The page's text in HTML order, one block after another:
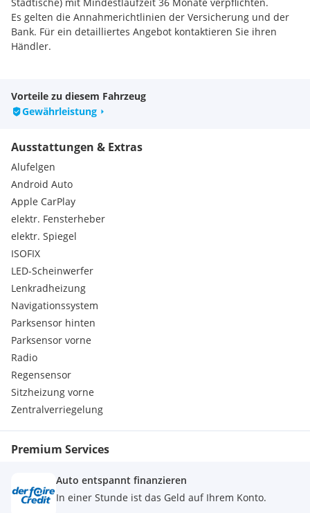
Es gelten die Annahmerichtlinien der Versicherung und der
Bank. Für ein detailliertes Angebot kontaktieren Sie ihren
Händler.
Vielen Dank für Ihr Interesse an unserem Fahrzeug.
Anfrage und lädt Sie gerne zu einem persönlichen
Beratungsgespräch und einer Probefahrt ein.
Fahrzeugstandort kann variieren, bitte vor Besuch um
Kontaktaufnahme.
Unsere inserierten Fahrzeuge sind lagernd und prompt
verfügbar!
Natürlich ist der Eintausch Ihres Gebrauchtfahrzeugs
möglich.
Auf Wunsch erstellen wir für Sie sehr gerne individuelle
Finanzierungs- und Versicherungsangebote.
Oberösterreich, Wien, Salzburg und Niederösterreich.
Auch ein Ankauf Ihres Fahrzeugs (ohne Fahrzeugkauf) wird
Serienausstattungen:
Beifahrersitz höhenverstellbar
ABS
Vorteile zu diesem Fahrzeug
Gewährleistung
Ausstattungen & Extras
Alufelgen
Android Auto
Apple CarPlay
elektr. Fensterheber
elektr. Spiegel
ISOFIX
LED-Scheinwerfer
Lenkradheizung
Navigationssystem
Parksensor hinten
Parksensor vorne
Radio
Regensensor
Sitzheizung vorne
Zentralverriegelung
Premium Services
Auto entspannt finanzieren
In einer Stunde ist das Geld auf Ihrem Konto.